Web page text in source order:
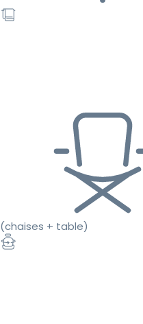
(chaises + table)